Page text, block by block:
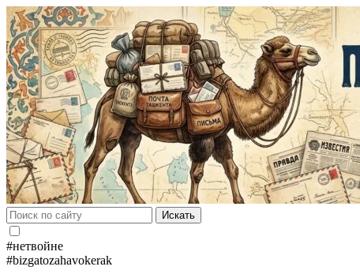
Искать
#нетвойне
#bizgatozahavokerak